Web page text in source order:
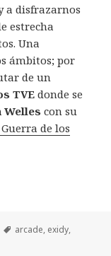
a disfrazarnos
estrecha
Una
ámbitos; por
de un
TVE donde se
Welles con su
de los
juego de
Etiquetas
arcade, exidy,